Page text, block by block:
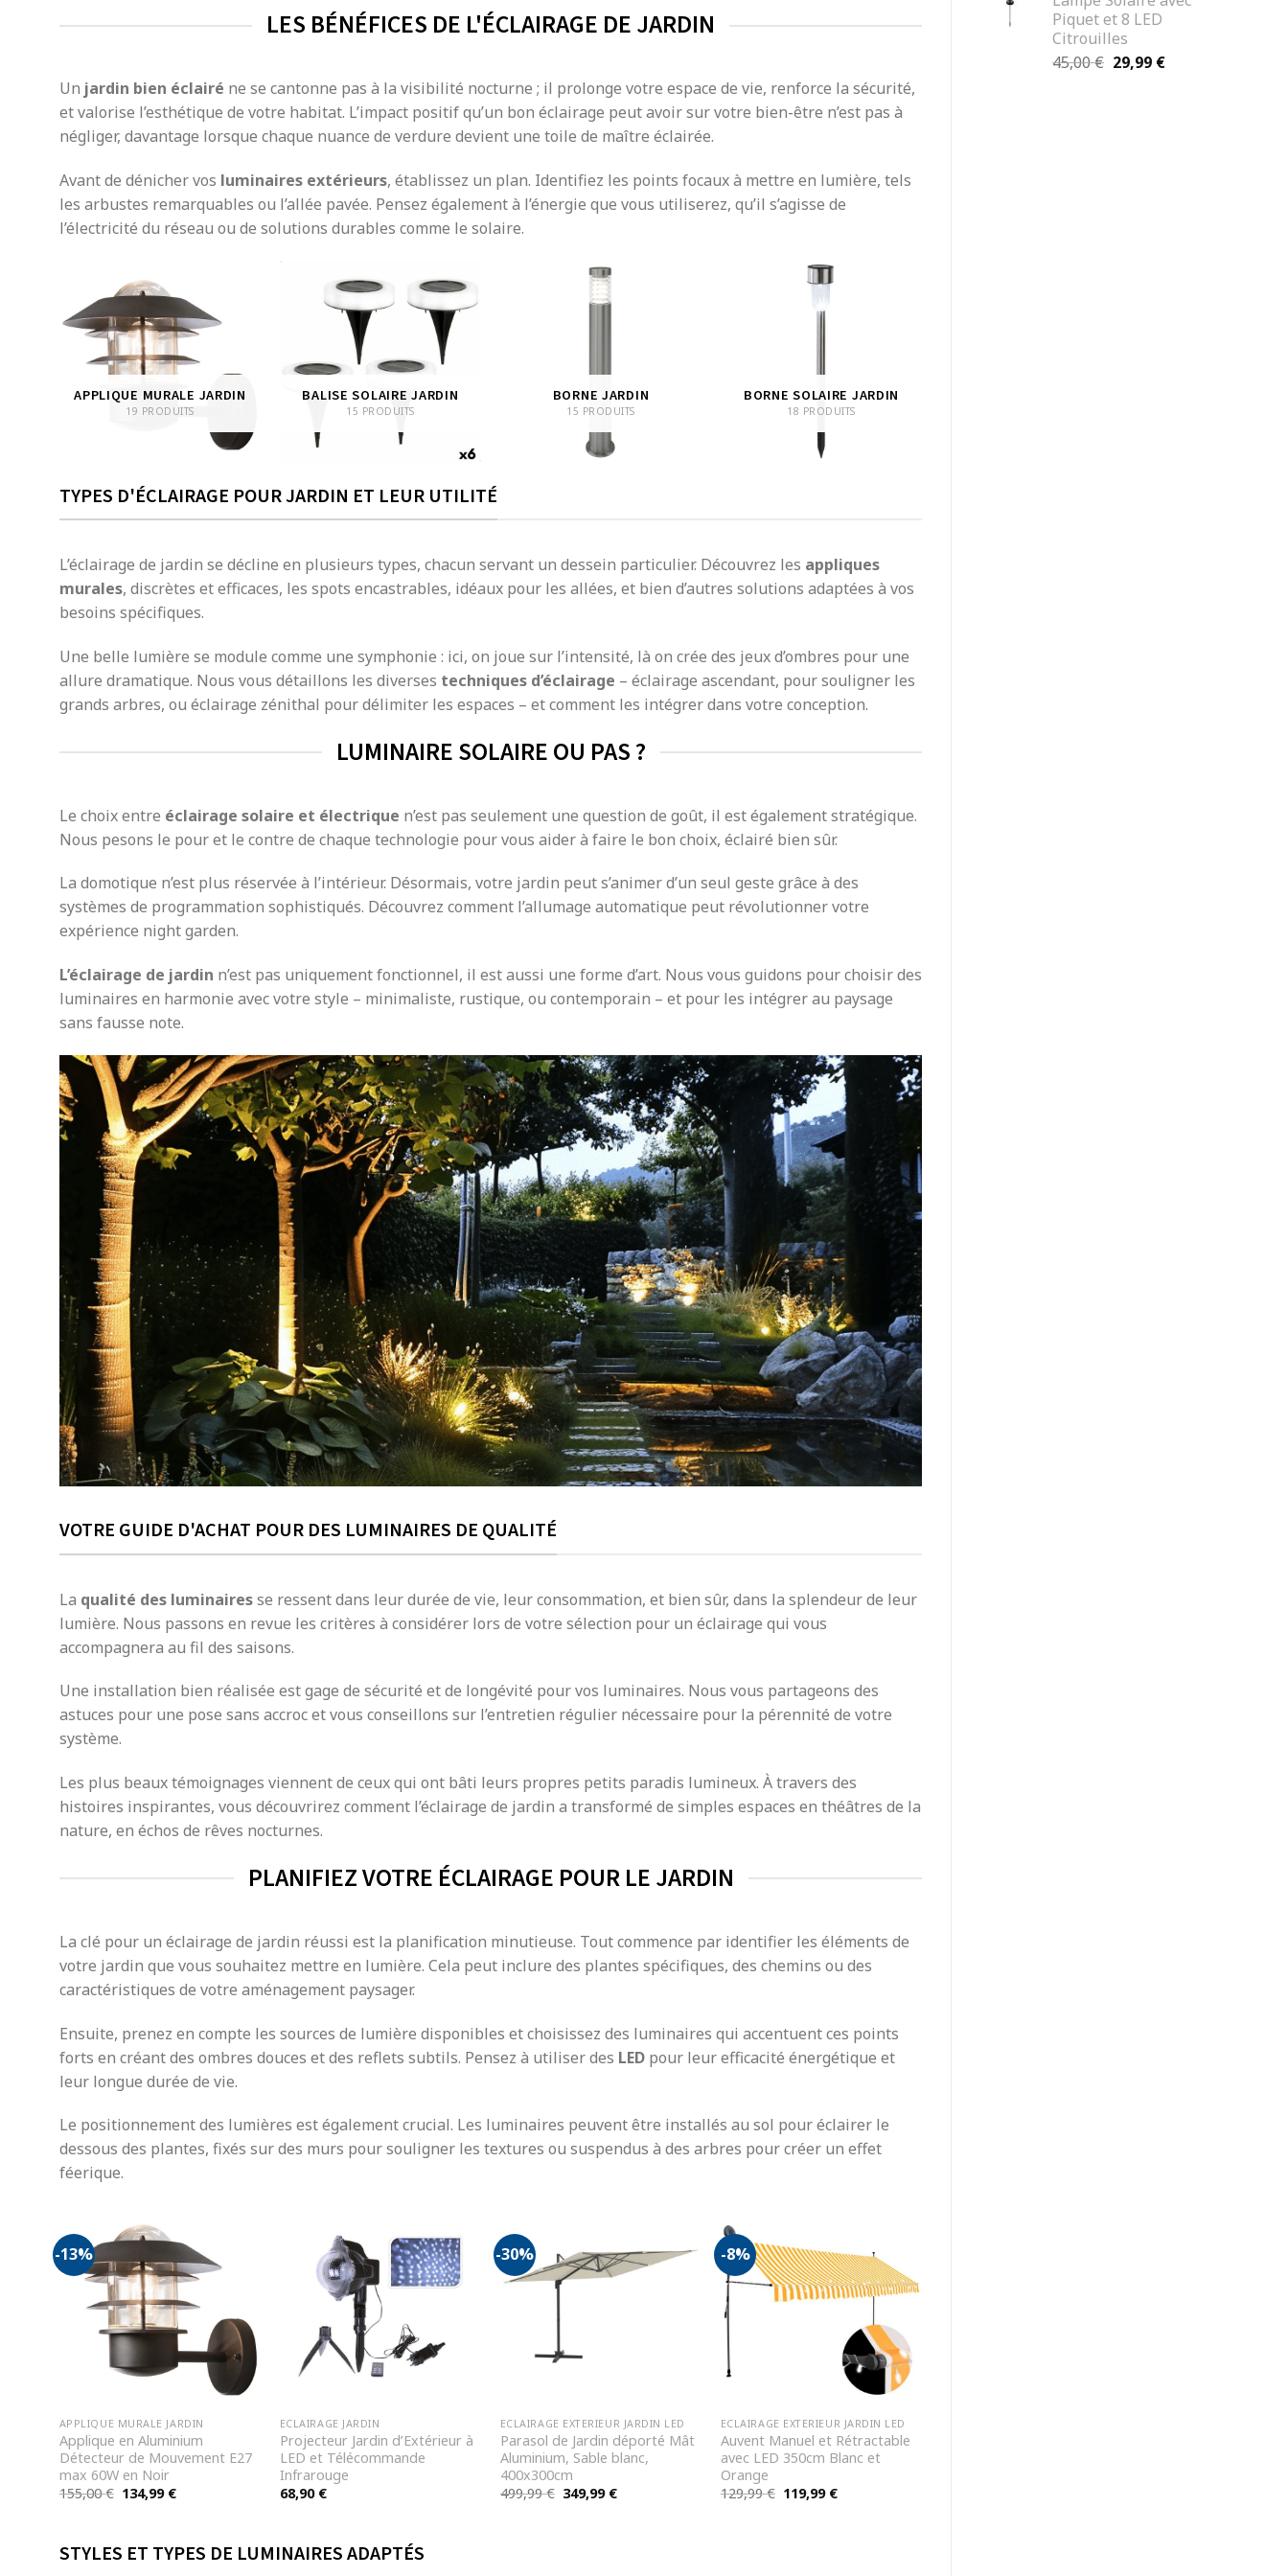
LES BÉNÉFICES DE L'ÉCLAIRAGE DE JARDIN
Un jardin bien éclairé ne se cantonne pas à la visibilité nocturne ; il prolonge votre espace de vie, renforce la sécurité,
et valorise l’esthétique de votre habitat. L’impact positif qu’un bon éclairage peut avoir sur votre bien-être n’est pas à
négliger, davantage lorsque chaque nuance de verdure devient une toile de maître éclairée.
Avant de dénicher vos luminaires extérieurs, établissez un plan. Identifiez les points focaux à mettre en lumière, tels
les arbustes remarquables ou l’allée pavée. Pensez également à l’énergie que vous utiliserez, qu’il s’agisse de
l’électricité du réseau ou de solutions durables comme le solaire.
APPLIQUE MURALE JARDIN
19 PRODUITS
BALISE SOLAIRE JARDIN
15 PRODUITS
BORNE JARDIN
15 PRODUITS
BORNE SOLAIRE JARDIN
18 PRODUITS
TYPES D'ÉCLAIRAGE POUR JARDIN ET LEUR UTILITÉ
L’éclairage de jardin se décline en plusieurs types, chacun servant un dessein particulier. Découvrez les appliques
murales, discrètes et efficaces, les spots encastrables, idéaux pour les allées, et bien d’autres solutions adaptées à vos
besoins spécifiques.
Une belle lumière se module comme une symphonie : ici, on joue sur l’intensité, là on crée des jeux d’ombres pour une
allure dramatique. Nous vous détaillons les diverses techniques d’éclairage – éclairage ascendant, pour souligner les
grands arbres, ou éclairage zénithal pour délimiter les espaces – et comment les intégrer dans votre conception.
LUMINAIRE SOLAIRE OU PAS ?
Le choix entre éclairage solaire et électrique n’est pas seulement une question de goût, il est également stratégique.
Nous pesons le pour et le contre de chaque technologie pour vous aider à faire le bon choix, éclairé bien sûr.
La domotique n’est plus réservée à l’intérieur. Désormais, votre jardin peut s’animer d’un seul geste grâce à des
systèmes de programmation sophistiqués. Découvrez comment l’allumage automatique peut révolutionner votre
expérience night garden.
L’éclairage de jardin n’est pas uniquement fonctionnel, il est aussi une forme d’art. Nous vous guidons pour choisir des
luminaires en harmonie avec votre style – minimaliste, rustique, ou contemporain – et pour les intégrer au paysage
sans fausse note.
VOTRE GUIDE D'ACHAT POUR DES LUMINAIRES DE QUALITÉ
La qualité des luminairesse ressent dans leur durée de vie, leur consommation, et bien sûr, dans la splendeur de leur
lumière. Nous passons en revue les critères à considérer lors de votre sélection pour un éclairage qui vous
accompagnera au fil des saisons.
Une installation bien réalisée est gage de sécurité et de longévité pour vos luminaires. Nous vous partageons des
astuces pour une pose sans accroc et vous conseillons sur l’entretien régulier nécessaire pour la pérennité de votre
système.
Les plus beaux témoignages viennent de ceux qui ont bâti leurs propres petits paradis lumineux. À travers des
histoires inspirantes, vous découvrirez comment l’éclairage de jardin a transformé de simples espaces en théâtres de la
nature, en échos de rêves nocturnes.
PLANIFIEZ VOTRE ÉCLAIRAGE POUR LE JARDIN
La clé pour un éclairage de jardin réussi est la planification minutieuse. Tout commence par identifier les éléments de
votre jardin que vous souhaitez mettre en lumière. Cela peut inclure des plantes spécifiques, des chemins ou des
caractéristiques de votre aménagement paysager.
Ensuite, prenez en compte les sources de lumière disponibles et choisissez des luminaires qui accentuent ces points
forts en créant des ombres douces et des reflets subtils. Pensez à utiliser des LED pour leur efficacité énergétique et
leur longue durée de vie.
Le positionnement des lumières est également crucial. Les luminaires peuvent être installés au sol pour éclairer le
dessous des plantes, fixés sur des murs pour souligner les textures ou suspendus à des arbres pour créer un effet
féerique.
-13%
APPLIQUE MURALE JARDIN
Applique en Aluminium
Détecteur de Mouvement E27
max 60W en Noir
155,00€ Le
prix
155,00 €.
134,99 €Le
134,99 €.
ECLAIRAGE JARDIN
Projecteur Jardin d’Extérieur à
LED et Télécommande
Infrarouge
68,90 €
-30%
ECLAIRAGE EXTERIEUR JARDIN LED
Parasol de Jardin déporté Mât
Aluminium, Sable blanc,
400x300cm
499,99€ Le
prix
349,99 €Le
-8%
ECLAIRAGE EXTERIEUR JARDIN LED
Auvent Manuel et Rétractable
avec LED 350cm Blanc et
Orange
129,99€ Le
prix
119,99 €Le
STYLES ET TYPES DE LUMINAIRES ADAPTÉS
était :
150,00 €.
est :
Piquet et 8 LED
Citrouilles
45,00€ Le
29,99 €Le